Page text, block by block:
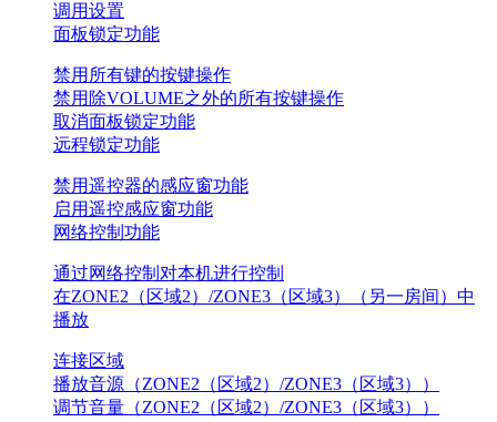
调用设置
面板锁定功能
禁用所有键的按键操作
禁用除VOLUME之外的所有按键操作
取消面板锁定功能
远程锁定功能
禁用遥控器的感应窗功能
启用遥控感应窗功能
网络控制功能
通过网络控制对本机进行控制
在ZONE2（区域2）/ZONE3（区域3）（另一房间）中
播放
连接区域
播放音源（ZONE2（区域2）/ZONE3（区域3））
调节音量（ZONE2（区域2）/ZONE3（区域3））